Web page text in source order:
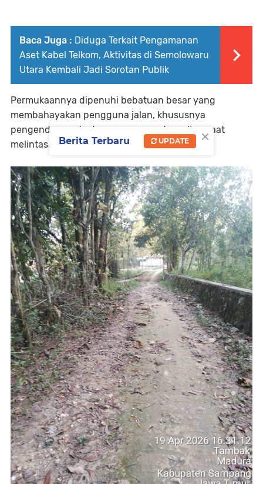
Baca Juga : Diduga Terkait Pengamanan
Aset Kabel Telkom, Aktivitas di Semolowaru
Utara Kembali Jadi Sorotan Publik
Permukaannya dipenuhi bebatuan besar yang
membahayakan pengguna jalan, khususnya
pengendara roda dua yang rawan terguling saat
melintas.
×
Berita Terbaru UPDATE